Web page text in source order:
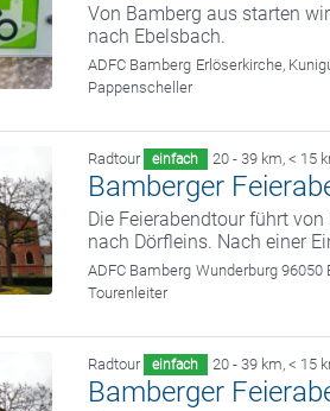
Von Bamberg aus starten
nach Ebelsbach.
ADFC Bamberg Erlöserkirche,
Pappenscheller
Radtour einfach 20 - 39 km, < 15
Bamberger
Die Feierabendtour führt
nach Dörfleins. Nach einer
ADFC Bamberg Wunderburg 96050
Tourenleiter
Radtour einfach 20 - 39 km, < 15
Bamberger